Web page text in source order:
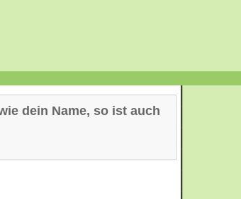
dein Name, so ist auch